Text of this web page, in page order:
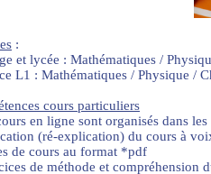
:
et lycée : Mathématiques /
L1 : Mathématiques / Physique /
cours particuliers
en ligne sont organisés dans
(ré-explication) du cours à
de cours au format *pdf
de méthode et compréhension